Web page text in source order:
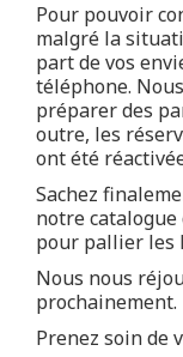
Pour pouvoir
malgré la
part de vos
téléphone.
préparer des
outre, les
ont été
Sachez
notre catalogue
pour pallier les
Nous nous
prochainement.
Prenez soin de